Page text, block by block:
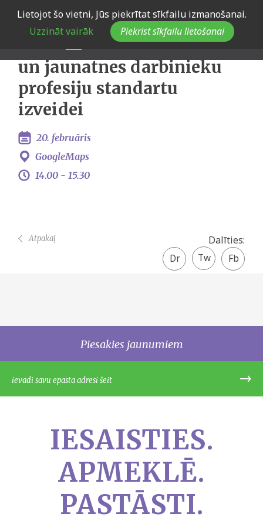
Lietojot šo vietni, Jūs piekrītat sīkfailu izmanošanai.
Uzzināt vairāk
Piekrist sīkfailu lietošanai
Darba grupas sanāksme
jaunatnes lietu speciālistu
un jaunatnes darbinieku
profesiju standartu
izveidei
GoogleMaps
20. februāris
14.00 - 15.30
Dalīties:
Facebook
share
Twitter
Atpakaļ
Piesakies jaunumiem
IESAISTIES.
APMEKLĒ.
PASTĀSTI.